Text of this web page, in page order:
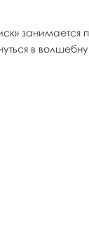
занимается
в